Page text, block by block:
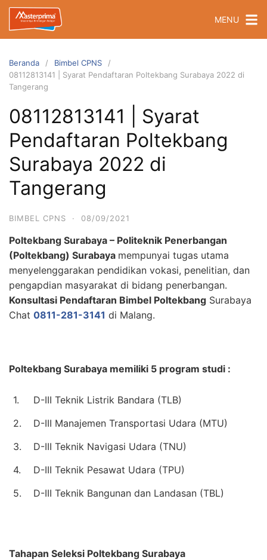
Langsung
konten
MENU
Beranda
Bimbel CPNS
08112813141 | Syarat Pendaftaran Poltekbang Surabaya 2022 di
Tangerang
08112813141 | Syarat
Pendaftaran Poltekbang
Surabaya 2022 di
Tangerang
BIMBEL CPNS · 08/09/2021
Poltekbang Surabaya – Politeknik Penerbangan
(Poltekbang) Surabaya mempunyai tugas utama
menyelenggarakan pendidikan vokasi, penelitian, dan
pengapdian masyarakat di bidang penerbangan.
Konsultasi Pendaftaran Bimbel Poltekbang Surabaya
Chat 0811-281-3141 di Malang.
Poltekbang Surabaya memiliki 5 program studi :
1.
D-III Teknik Listrik Bandara (TLB)
2.
D-III Manajemen Transportasi Udara (MTU)
3.
D-III Teknik Navigasi Udara (TNU)
4.
D-III Teknik Pesawat Udara (TPU)
5.
D-III Teknik Bangunan dan Landasan (TBL)
Tahapan Seleksi Poltekbang Surabaya